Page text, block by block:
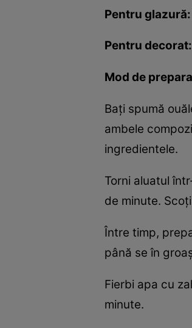
Pentru glazură:
Pentru decorat:
Mod de
Baţi spumă
ambele
ingredientele.
Torni aluatul
de minute.
Între timp,
până se în
Fierbi apa cu
minute.